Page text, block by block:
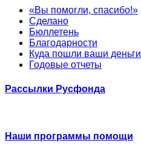
«Вы помогли, спасибо!»
Сделано
Бюллетень
Благодарности
Куда пошли ваши деньги
Годовые отчеты
Рассылки Русфонда
Наши программы помощи